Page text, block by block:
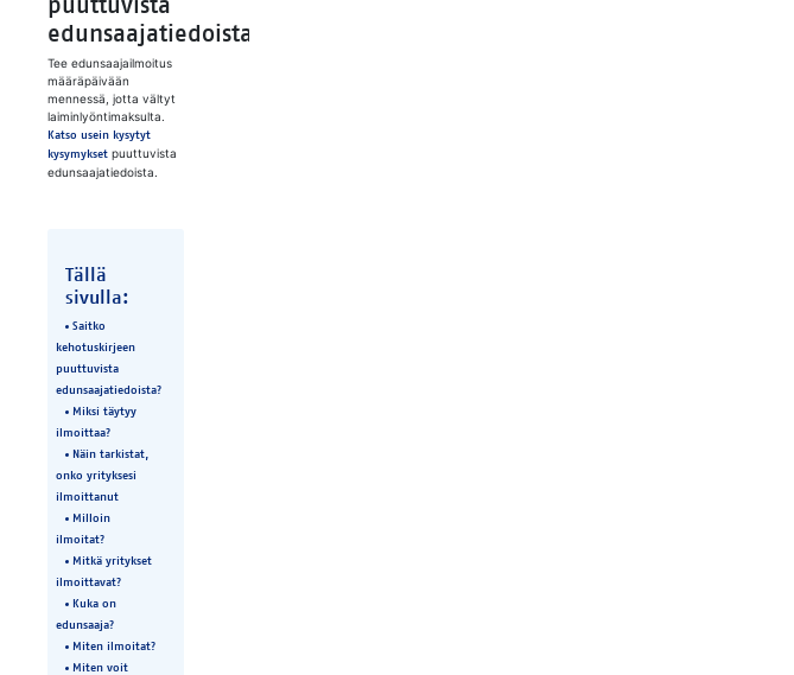
puuttuvista
edunsaajatiedoista?
Tee edunsaajailmoitus
määräpäivään
mennessä, jotta vältyt
laiminlyöntimaksulta.
Katso usein kysytyt
kysymykset puuttuvista
edunsaajatiedoista.
Tällä
sivulla:
Saitko
kehotuskirjeen
puuttuvista
edunsaajatiedoista?
Miksi täytyy
ilmoittaa?
Näin tarkistat,
onko yrityksesi
ilmoittanut
Milloin
ilmoitat?
Mitkä yritykset
ilmoittavat?
Kuka on
edunsaaja?
Miten ilmoitat?
Miten voit